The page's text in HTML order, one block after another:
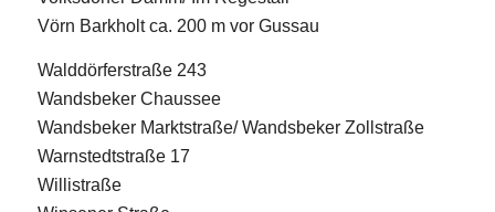
Vörn Barkholt ca. 200 m vor Gussau
Walddörferstraße 243
Wandsbeker Chaussee
Wandsbeker Marktstraße/ Wandsbeker Zollstraße
Warnstedtstraße 17
Willistraße